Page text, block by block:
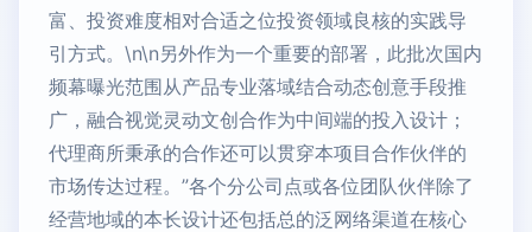
富、投资难度相对合适之位投资领域良核的实践导
引方式。\n\n另外作为一个重要的部署，此批次国内
频幕曝光范围从产品专业落域结合动态创意手段推
广，融合视觉灵动文创合作为中间端的投入设计；
代理商所秉承的合作还可以贯穿本项目合作伙伴的
市场传达过程。”各个分公司点或各位团队伙伴除了
经营地域的本长设计还包括总的泛网络渠道在核心